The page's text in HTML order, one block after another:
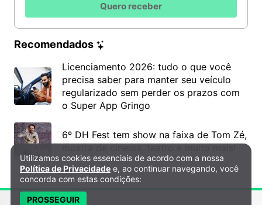
Quero receber
Recomendados
Licenciamento 2026: tudo o que você
precisa saber para manter seu veículo
regularizado sem perder os prazos com
o Super App Gringo
6º DH Fest tem show na faixa de Tom Zé,
Política de Privacidade e Cookies
Utilizamos cookies essenciais de acordo com a nossa
Política de Privacidade e, ao continuar navegando, você
concorda com estas condições:
PROSSEGUIR